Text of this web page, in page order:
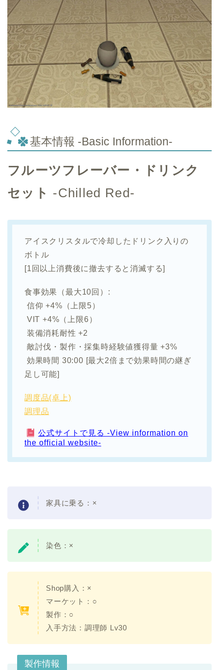
基本情報 -Basic Information-
フルーツフレーバー・ドリンク
セット -Chilled Red-
アイスクリスタルで冷却したドリンク入りの
ボトル
[1回以上消費後に撤去すると消滅する]
食事効果（最大10回）:
信仰 +4%（上限5）
VIT +4%（上限6）
装備消耗耐性 +2
敵討伐・製作・採集時経験値獲得量 +3%
効果時間 30:00 [最大2倍まで効果時間の継ぎ
足し可能]
調度品(卓上)
調理品
公式サイトで見る -View information on
the official website-
家具に乗る： ×
染色：×
Shop購入： ×
マーケット：○
製作： ○
入手方法： 調理師 Lv30
製作情報